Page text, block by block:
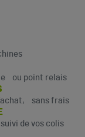
ou point relais
sans frais
de vos colis